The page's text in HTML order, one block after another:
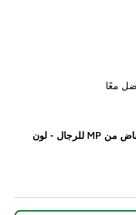
معًا
تيشيرت "يوم الراحة" فضفاض من MP للرجال - لون